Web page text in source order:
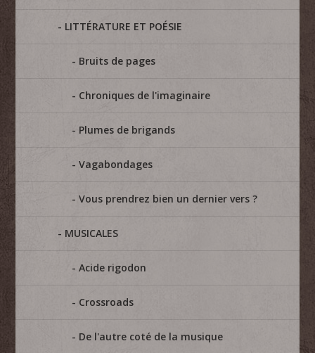
LITTÉRATURE ET POÉSIE
Bruits de pages
Chroniques de l'imaginaire
Plumes de brigands
Vagabondages
Vous prendrez bien un dernier vers ?
MUSICALES
Acide rigodon
Crossroads
De l'autre coté de la musique